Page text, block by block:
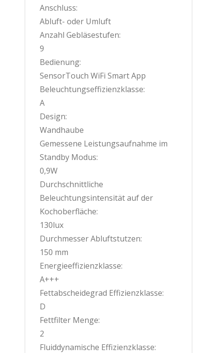
Anschluss:
Abluft- oder Umluft
Anzahl Gebläsestufen:
9
Bedienung:
SensorTouch WiFi Smart App
Beleuchtungseffizienzklasse:
A
Design:
Wandhaube
Gemessene Leistungsaufnahme im
Standby Modus:
0,9W
Durchschnittliche
Beleuchtungsintensität auf der
Kochoberfläche:
130lux
Durchmesser Abluftstutzen:
150 mm
Energieeffizienzklasse:
A+++
Fettabscheidegrad Effizienzklasse:
D
Fettfilter Menge:
2
Fluiddynamische Effizienzklasse: